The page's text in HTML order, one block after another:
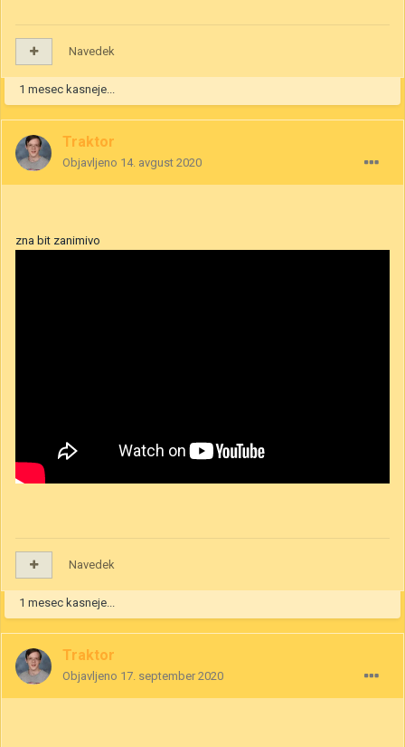
Navedek
1 mesec kasneje...
Traktor
Objavljeno 14. avgust 2020
zna bit zanimivo
Navedek
1 mesec kasneje...
Traktor
Objavljeno 17. september 2020